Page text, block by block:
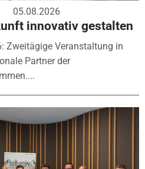
05.08.2026
innovativ gestalten
Zweitägige Veranstaltung in
Partner der